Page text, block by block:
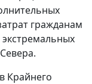
гражданам
Крайнего